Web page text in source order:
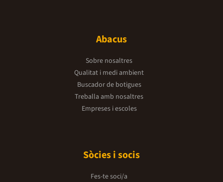
Abacus
Sobre nosaltres
Qualitat i medi ambient
Buscador de botigues
Treballa amb nosaltres
Empreses i escoles
Sòcies i socis
Fes-te soci/a